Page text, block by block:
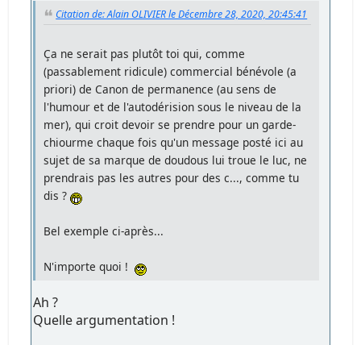
Citation de: Alain OLIVIER le Décembre 28, 2020, 20:45:41
Ça ne serait pas plutôt toi qui, comme
(passablement ridicule) commercial bénévole (a
priori) de Canon de permanence (au sens de
l'humour et de l'autodérision sous le niveau de la
mer), qui croit devoir se prendre pour un garde-
chiourme chaque fois qu'un message posté ici au
sujet de sa marque de doudous lui troue le luc, ne
prendrais pas les autres pour des c..., comme tu
dis ?
Bel exemple ci-après...
N'importe quoi !
Ah ?
Quelle argumentation !